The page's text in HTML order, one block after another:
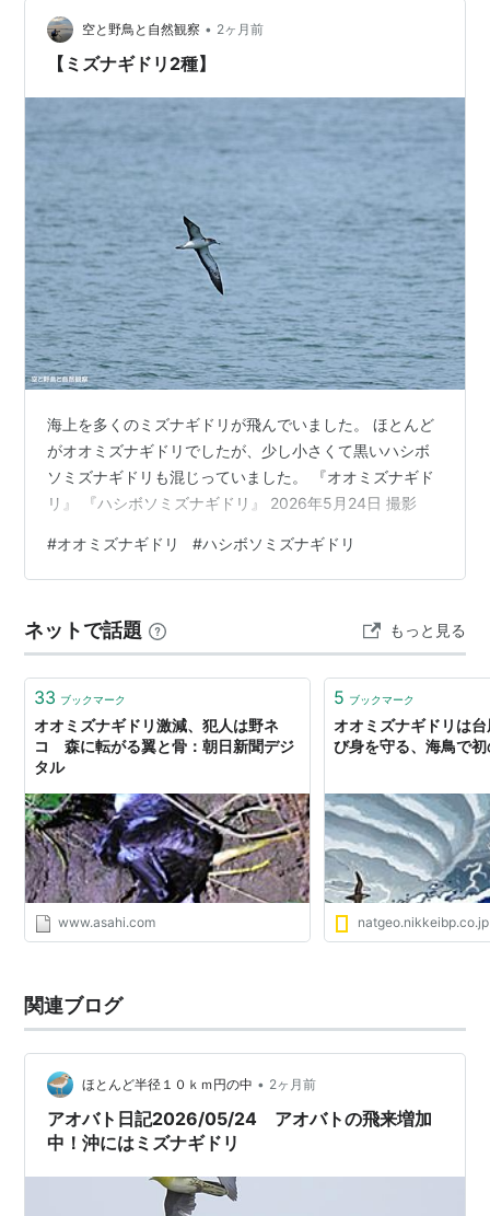
空と野鳥と自然観察 • 2ヶ月前
【ミズナギドリ2種】
海上を多くのミズナギドリが飛んでいました。 ほとんど
がオオミズナギドリでしたが、少し小さくて黒いハシボ
ソミズナギドリも混じっていました。 『オオミズナギド
リ』 『ハシボソミズナギドリ』 2026年5月24日 撮影
#オオミズナギドリ #ハシボソミズナギドリ
ネットで話題 もっと見る
33 ブックマーク
オオミズナギドリ激減、犯人は野ネ
コ 森に転がる翼と骨：朝日新聞デジ
タル
www.asahi.com
5 ブックマーク
オオミズナギドリは
び身を守る、海鳥で
natgeo.nikkeibp.co.jp
関連ブログ
ほとんど半径１０ｋｍ円の中 • 2ヶ月前
アオバト日記2026/05/24 アオバトの飛来増加
中！沖にはミズナギドリ